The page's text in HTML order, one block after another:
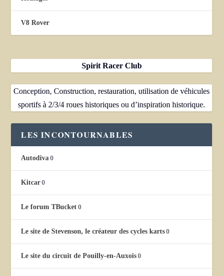
V8 Rover
Spirit Racer Club
Conception, Construction, restauration, utilisation de véhicules
sportifs à 2/3/4 roues historiques ou d’inspiration historique.
LES INCONTOURNABLES
Autodiva 0
Kitcar 0
Le forum TBucket 0
Le site de Stevenson, le créateur des cycles karts 0
Le site du circuit de Pouilly-en-Auxois 0